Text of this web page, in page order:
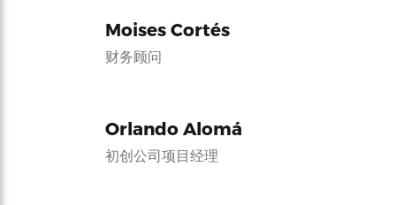
Moises Cortés
财务顾问
Orlando Alomá
初创公司项目经理